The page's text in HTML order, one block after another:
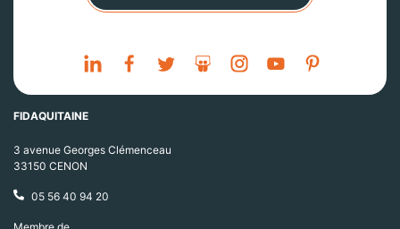
FIDAQUITAINE
3 avenue Georges Clémenceau
33150 CENON
05 56 40 94 20